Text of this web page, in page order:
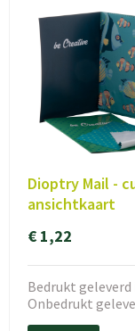
Dioptry Mail -
ansichtkaart
€ 1,22
Bedrukt geleverd
Onbedrukt